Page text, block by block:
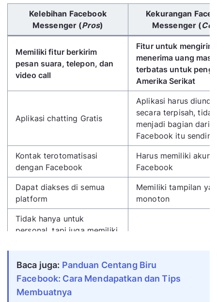
Gunakan tombol panah kiri/kanan untuk
Kelebihan Facebook
Messenger (Pros)
Kekurangan
Messenger (
Memiliki fitur berkirim
pesan suara, telepon, dan
video call
Fitur untuk mengirim
menerima uang
terbatas untuk
Amerika Serikat
Aplikasi chatting Gratis
Aplikasi harus
secara terpisah, tidak
menjadi bagian dari
Facebook itu sendiri
Kontak terotomatisasi
dengan Facebook
Harus memiliki akun
Facebook
Dapat diakses di semua
platform
Memiliki tampilan
monoton
Tidak hanya untuk
personal, tapi juga memiliki
Memiliki mode gelap
Baca juga: Panduan Centang Biru
Facebook: Cara Mendapatkan dan Tips
Membuatnya